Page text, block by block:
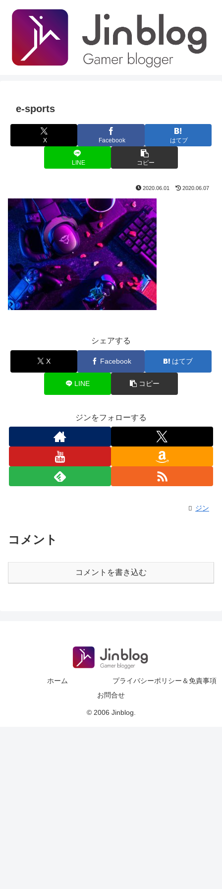
e-sports
X Facebook はてブ
LINE コピー
2020.06.01 2020.06.07
シェアする
X Facebook はてブ
LINE コピー
ジンをフォローする
ジン
コメント
コメントを書き込む
ホーム
プライバシーポリシー＆免責事項
お問合せ
© 2006 Jinblog.